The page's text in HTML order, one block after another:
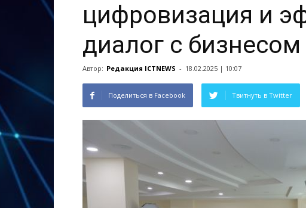
цифровизация и
диалог с бизнесом
Автор: Редакция ICTNEWS - 18.02.2025 | 10:07
Поделиться в Facebook Твитнуть в Twitter